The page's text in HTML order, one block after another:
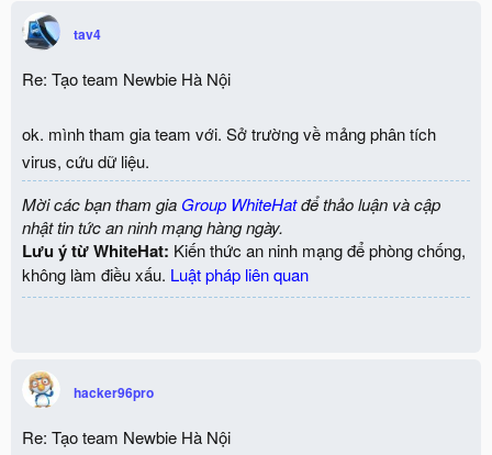
tav4
Re: Tạo team Newbie Hà Nội
ok. mình tham gia team với. Sở trường về mảng phân tích
virus, cứu dữ liệu.
Mời các bạn tham gia Group WhiteHatđể thảo luận và cập
nhật tin tức an ninh mạng hàng ngày.
Lưu ý từ WhiteHat: Kiến thức an ninh mạng để phòng chống,
không làm điều xấu. Luật pháp liên quan
hacker96pro
Re: Tạo team Newbie Hà Nội